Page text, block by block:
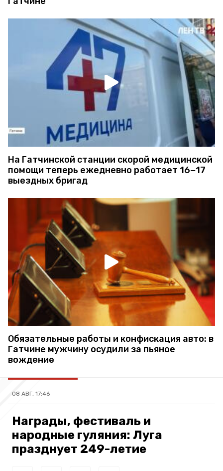
На Гатчинской станции скорой медицинской
помощи теперь ежедневно работает 16−17
выездных бригад
Обязательные работы и конфискация авто: в
Гатчине мужчину осудили за пьяное
вождение
08 АВГ, 17:46
Награды, фестиваль и
народные гуляния: Луга
празднует 249-летие